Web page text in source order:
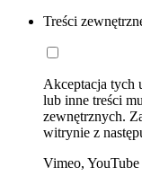
Treści
Akceptacja tych
lub inne treści
zewnętrznych.
witrynie z
Vimeo, YouTube